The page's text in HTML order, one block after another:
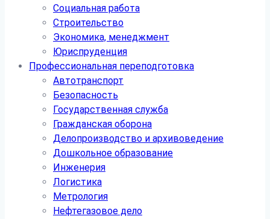
Социальная работа
Строительство
Экономика, менеджмент
Юриспруденция
Профессиональная переподготовка
Автотранспорт
Безопасность
Государственная служба
Гражданская оборона
Делопроизводство и архивоведение
Дошкольное образование
Инженерия
Логистика
Метрология
Нефтегазовое дело